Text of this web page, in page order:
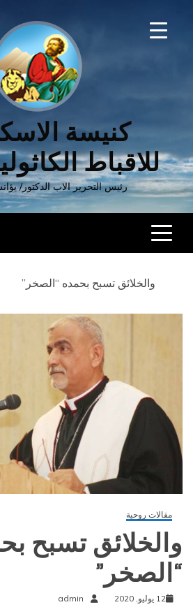
كنيسة
للاقباط
رئيس التحرير الاب الدكتور/
والخلائق تسبح بحمده “الصخر”
مقالات روحية
والخلائق تسبح
“الصخر”
12 يوليو, 2020 admin